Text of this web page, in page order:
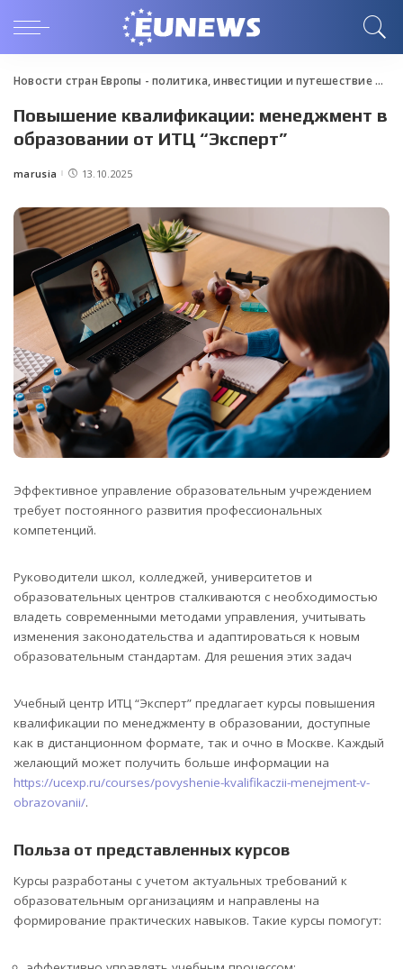
Новости стран Европы - политика, инвестиции и путешествие>
Повышение квалификации: менеджмент в
образовании от ИТЦ “Эксперт”
Posted
marusia 13.10.2025
Эффективное управление образовательным учреждением
требует постоянного развития профессиональных
компетенций.
Руководители школ, колледжей, университетов и
образовательных центров сталкиваются с необходимостью
владеть современными методами управления, учитывать
изменения законодательства и адаптироваться к новым
образовательным стандартам. Для решения этих задач
Учебный центр ИТЦ “Эксперт” предлагает курсы повышения
квалификации по менеджменту в образовании, доступные
как в дистанционном формате, так и очно в Москве. Каждый
желающий может получить больше информации на
https://ucexp.ru/courses/povyshenie-kvalifikaczii-menejment-v-
obrazovanii/.
Польза от представленных курсов
Курсы разработаны с учетом актуальных требований к
образовательным организациям и направлены на
формирование практических навыков. Такие курсы помогут: